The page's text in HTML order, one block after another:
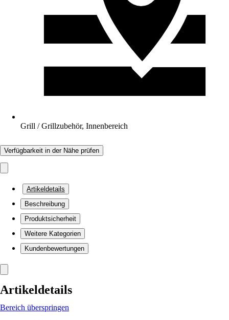
Grill / Grillzubehör, Innenbereich
Verfügbarkeit in der Nähe prüfen
Artikeldetails
Beschreibung
Produktsicherheit
Weitere Kategorien
Kundenbewertungen
Artikeldetails
Bereich überspringen